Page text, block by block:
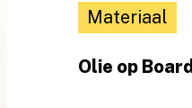
Materiaal
Olie op Board